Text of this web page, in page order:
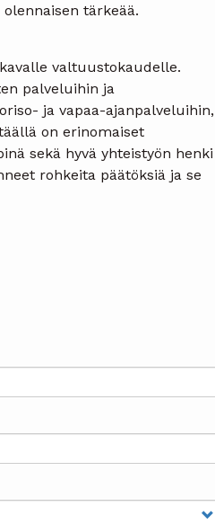
tärkeää.
valtuustokaudelle.
palveluihin ja
ja vapaa-ajanpalveluihin,
on erinomaiset
sekä hyvä yhteistyön henki
rohkeita päätöksiä ja se